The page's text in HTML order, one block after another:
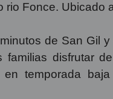
Fonce. Ubicado
de San Gil
disfrutar
temporada